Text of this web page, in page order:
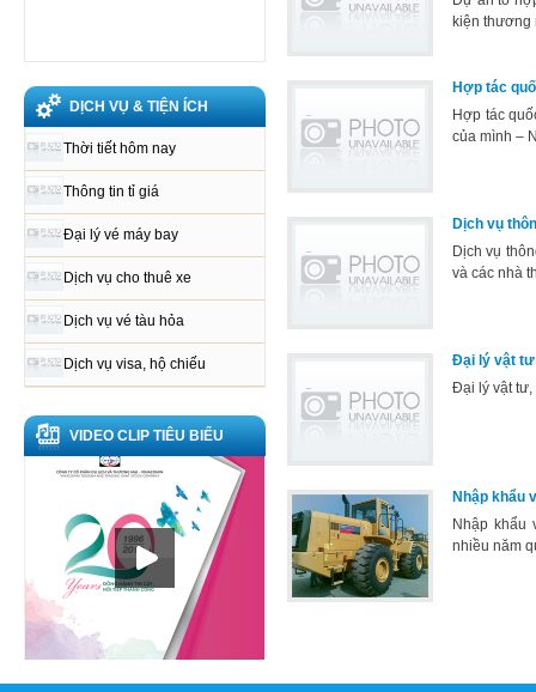
DỊCH VỤ & TIỆN ÍCH
Thời tiết hôm nay
Thông tin tỉ giá
Đại lý vé máy bay
Dịch vụ cho thuê xe
Dịch vụ vé tàu hỏa
Dịch vụ visa, hộ chiếu
VIDEO CLIP TIÊU BIỂU
kiện thương
Hợp tác
Hợp tác
của mình –
Dịch vụ
Dịch vụ
và các nhà
Đại lý vật
Đại lý vật tư,
Nhập khẩu
Nhập khẩu
nhiều năm